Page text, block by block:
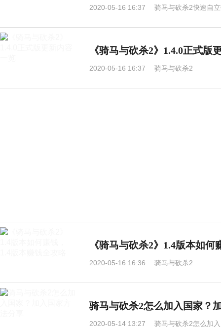
2020-05-16 16:37 骑马与砍杀2快速自
《骑马与砍杀2》1.4.0正式版
2020-05-16 16:37 骑马与砍杀2
《骑马与砍杀2》1.4版本如
2020-05-16 16:36 骑马与砍杀2
骑马与砍杀2怎么加入国家？
2020-05-14 13:27 骑马与砍杀2怎么加